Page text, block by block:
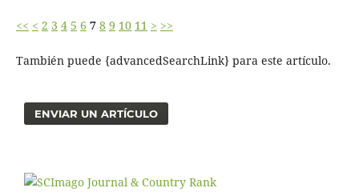
<< < 2 3 4 5 6 7 8 9 10 11 > >>
También puede {advancedSearchLink} para este artículo.
ENVIAR UN ARTÍCULO